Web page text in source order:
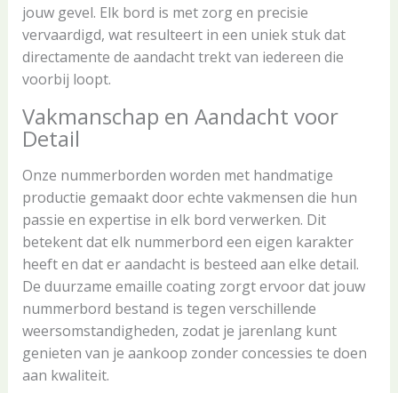
jouw gevel. Elk bord is met zorg en precisie
vervaardigd, wat resulteert in een uniek stuk dat
directamente de aandacht trekt van iedereen die
voorbij loopt.
Vakmanschap en Aandacht voor
Detail
Onze nummerborden worden met handmatige
productie gemaakt door echte vakmensen die hun
passie en expertise in elk bord verwerken. Dit
betekent dat elk nummerbord een eigen karakter
heeft en dat er aandacht is besteed aan elke detail.
De duurzame emaille coating zorgt ervoor dat jouw
nummerbord bestand is tegen verschillende
weersomstandigheden, zodat je jarenlang kunt
genieten van je aankoop zonder concessies te doen
aan kwaliteit.